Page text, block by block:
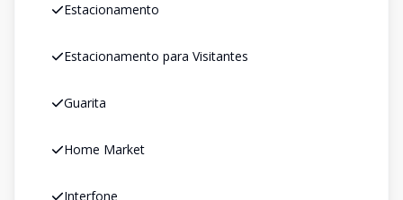
Estacionamento
Estacionamento para Visitantes
Guarita
Home Market
Interfone